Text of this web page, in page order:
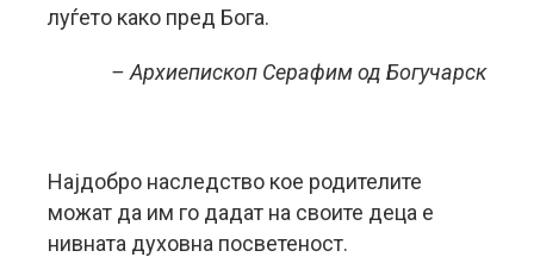
луѓето како пред Бога.
– Архиепископ Серафим од Богучарск
Најдобро наследство кое родителите
можат да им го дадат на своите деца е
нивната духовна посветеност.